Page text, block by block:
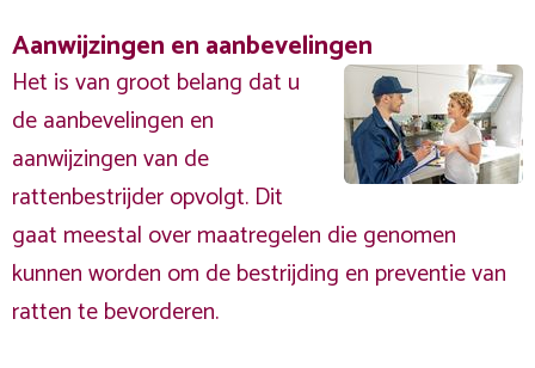
Aanwijzingen en aanbevelingen
Het is van groot belang dat u
de aanbevelingen en
aanwijzingen van de
rattenbestrijder opvolgt. Dit
gaat meestal over maatregelen die genomen
kunnen worden om de bestrijding en preventie van
ratten te bevorderen.